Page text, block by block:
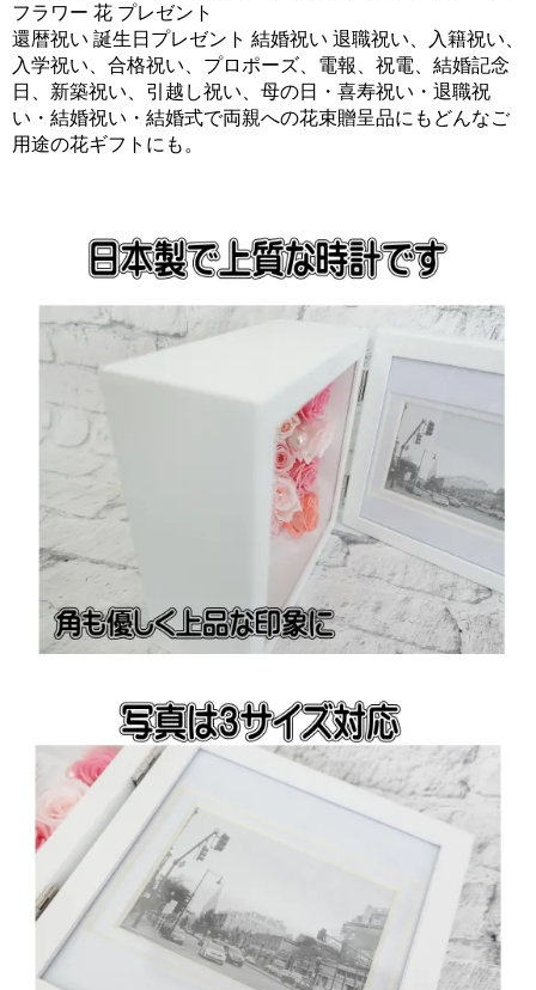
フラワー 花 プレゼント
還暦祝い 誕生日プレゼント 結婚祝い 退職祝い、入籍祝い、
入学祝い、合格祝い、プロポーズ、電報、祝電、結婚記念
日、新築祝い、引越し祝い、母の日・喜寿祝い・退職祝
い・結婚祝い・結婚式で両親への花束贈呈品にもどんなご
用途の花ギフトにも。